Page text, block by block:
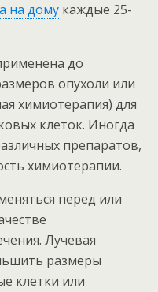
на дому каждые 25-
до
опухоли или
химиотерапия) для
клеток. Иногда
препаратов,
химиотерапии.
перед или
Лучевая
размеры
клетки или